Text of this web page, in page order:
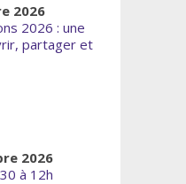
2026
2026 : une
partager et
2026
à 12h